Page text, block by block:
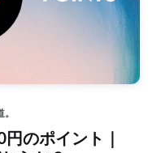
のポイント｜